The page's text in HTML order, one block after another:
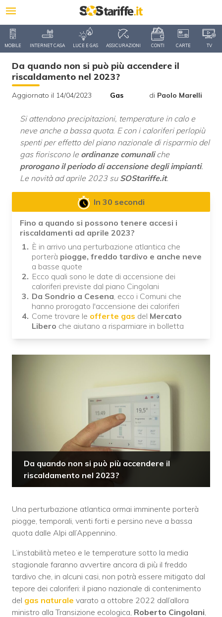
MOBILE INTERNET CASA LUCE E GAS ASSICURAZIONI CONTI CARTE TV
Da quando non si può più accendere il
riscaldamento nel 2023?
Aggiornato il 14/04/2023 Gas di Paolo Marelli
Si attendono precipitazioni, temperature in calo e
neve anche a bassa quota. E con i caloriferi perlopiù
spenti per effetto del piano nazionale di risparmio del
gas fioriscono le ordinanze comunaliche
prorogano il periodo di accensione degli impianti.
Le novità ad aprile 2023 su SOStariffe.it.
In 30 secondi
Fino a quando si possono tenere accesi i
riscaldamenti ad aprile 2023?
È in arrivo una perturbazione atlantica che
porterà piogge, freddo tardivo e anche neve
a basse quote
Ecco quali sono le date di accensione dei
caloriferi previste dal piano Cingolani
Da Sondrio a Cesena, ecco i Comuni che
hanno prorogato l'accensione dei caloriferi
Come trovare le offerte gas del Mercato
Libero che aiutano a risparmiare in bolletta
Da quando non si può più accendere il
riscaldamento nel 2023?
Una perturbazione atlantica ormai imminente porterà
piogge, temporali, venti forti e persino neve a bassa
quota dalle Alpi all’Appennino.
L’instabilità meteo e le temperature sotto la media
stagionale faranno avvertire ancora di più il freddo
tardivo che, in alcuni casi, non potrà essere mitigato dal
tepore dei caloriferi: il piano nazionale di contenimento
del gas naturale varato a ottobre 2022 dall’allora
ministro alla Transizione ecologica, Roberto Cingolani